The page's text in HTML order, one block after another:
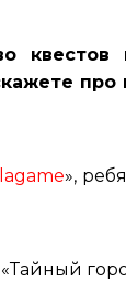
квестов
»,